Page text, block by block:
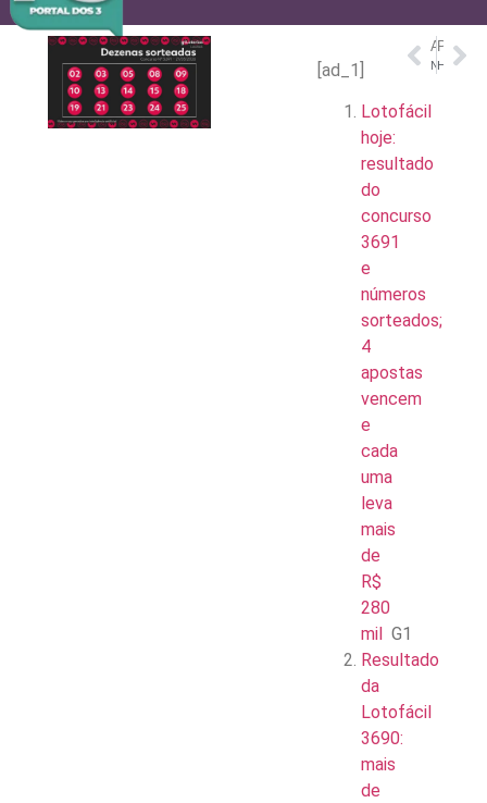
[ad_1]
Lotofácil
hoje:
resultado
do
concurso
3691
e
números
sorteados;
4
apostas
vencem
e
cada
uma
leva
mais
de
R$
280
mil
G1
Resultado
da
Lotofácil
3690:
mais
de
ANTERIOR
Número de casos de gonorreia e sífilis batem recorde na Europa
PRÓXIMO
Homem Indígena engravida a própria filha e repete crime com a ‘filha-neta’ de 12 anos em Tapauá, no Amazonas